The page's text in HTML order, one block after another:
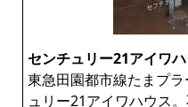
ー
センチュリー21アイワ
東急田園都市線たまプ
ュリー21アイワハウス